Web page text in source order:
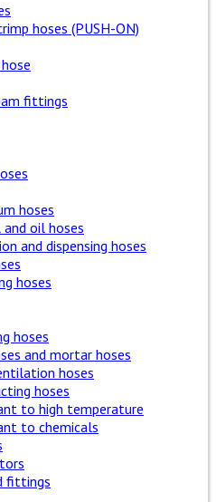
hoses (PUSH-ON)
fittings
hoses
oil hoses
and dispensing hoses
hoses
hoses
and mortar hoses
hoses
hoses
to high temperature
to chemicals
fittings